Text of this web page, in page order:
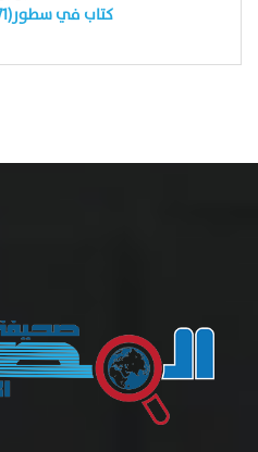
كتاب في سطور(٢٧١) أسرار فن…